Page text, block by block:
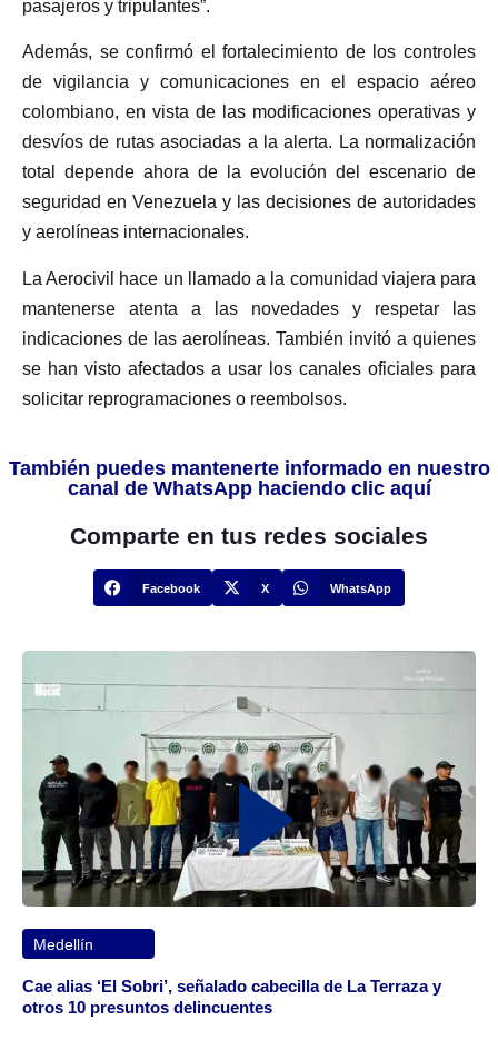
pasajeros y tripulantes”.
Además, se confirmó el fortalecimiento de los controles
de vigilancia y comunicaciones en el espacio aéreo
colombiano, en vista de las modificaciones operativas y
desvíos de rutas asociadas a la alerta. La normalización
total depende ahora de la evolución del escenario de
seguridad en Venezuela y las decisiones de autoridades
y aerolíneas internacionales.
La Aerocivil hace un llamado a la comunidad viajera para
mantenerse atenta a las novedades y respetar las
indicaciones de las aerolíneas. También invitó a quienes
se han visto afectados a usar los canales oficiales para
solicitar reprogramaciones o reembolsos.
También puedes mantenerte informado en nuestro
canal de WhatsApp haciendo clic aquí
Comparte en tus redes sociales
Facebook X WhatsApp
Medellín
Cae alias ‘El Sobri’, señalado cabecilla de La Terraza y
otros 10 presuntos delincuentes